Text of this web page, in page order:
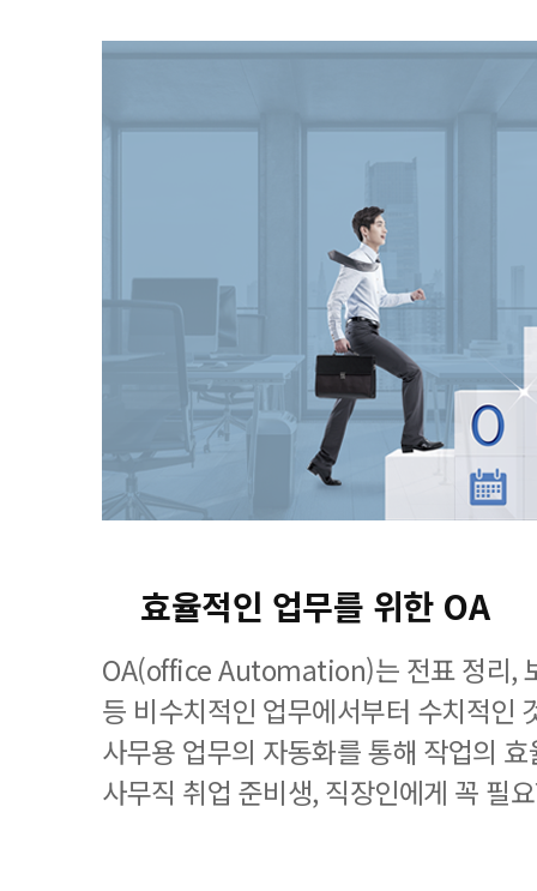
효율적인 업무를 위한 OA
OA(office Automation)는 전표 정리,
등 비수치적인 업무에서부터 수치적인
사무용 업무의 자동화를 통해 작업의
사무직 취업 준비생, 직장인에게 꼭 필